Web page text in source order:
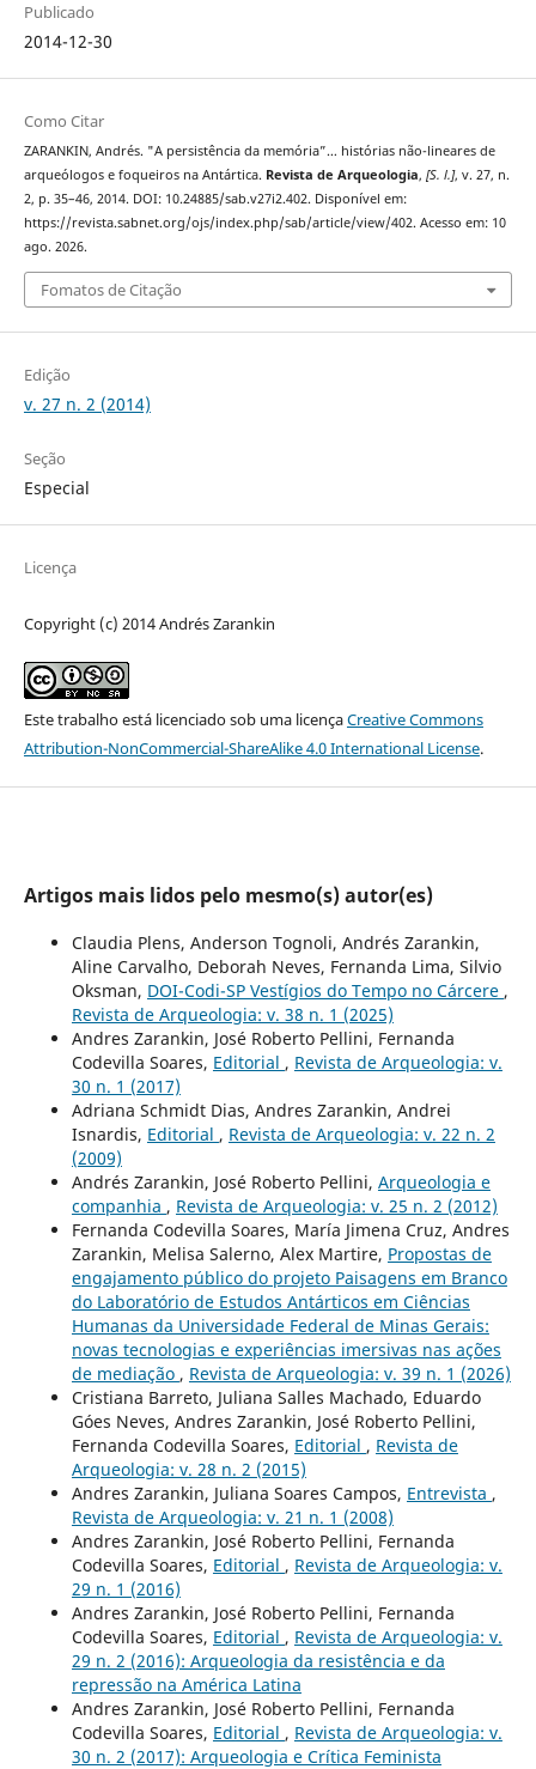
Publicado
2014-12-30
Como Citar
ZARANKIN, Andrés. "A persistência da memória”… histórias não-lineares de
arqueólogos e foqueiros na Antártica. Revista de Arqueologia, [S. l.], v. 27, n.
2, p. 35–46, 2014. DOI: 10.24885/sab.v27i2.402. Disponível em:
https://revista.sabnet.org/ojs/index.php/sab/article/view/402. Acesso em: 10
ago. 2026.
Fomatos de Citação
Edição
v. 27 n. 2 (2014)
Seção
Especial
Licença
Copyright (c) 2014 Andrés Zarankin
Este trabalho está licenciado sob uma licençaCreative Commons
Attribution-NonCommercial-ShareAlike 4.0 International License.
Artigos mais lidos pelo mesmo(s) autor(es)
Claudia Plens, Anderson Tognoli, Andrés Zarankin,
Aline Carvalho, Deborah Neves, Fernanda Lima, Silvio
Oksman, DOI-Codi-SP Vestígios do Tempo no Cárcere ,
Revista de Arqueologia: v. 38 n. 1 (2025)
Andres Zarankin, José Roberto Pellini, Fernanda
Codevilla Soares, Editorial , Revista de Arqueologia: v.
30 n. 1 (2017)
Adriana Schmidt Dias, Andres Zarankin, Andrei
Isnardis, Editorial , Revista de Arqueologia: v. 22 n. 2
(2009)
Andrés Zarankin, José Roberto Pellini, Arqueologia e
companhia , Revista de Arqueologia: v. 25 n. 2 (2012)
Fernanda Codevilla Soares, María Jimena Cruz, Andres
Zarankin, Melisa Salerno, Alex Martire, Propostas de
engajamento público do projeto Paisagens em Branco
do Laboratório de Estudos Antárticos em Ciências
Humanas da Universidade Federal de Minas Gerais:
novas tecnologias e experiências imersivas nas ações
de mediação , Revista de Arqueologia: v. 39 n. 1 (2026)
Cristiana Barreto, Juliana Salles Machado, Eduardo
Góes Neves, Andres Zarankin, José Roberto Pellini,
Fernanda Codevilla Soares, Editorial , Revista de
Arqueologia: v. 28 n. 2 (2015)
Andres Zarankin, Juliana Soares Campos, Entrevista ,
Revista de Arqueologia: v. 21 n. 1 (2008)
Andres Zarankin, José Roberto Pellini, Fernanda
Codevilla Soares, Editorial , Revista de Arqueologia: v.
29 n. 1 (2016)
Andres Zarankin, José Roberto Pellini, Fernanda
Codevilla Soares, Editorial , Revista de Arqueologia: v.
29 n. 2 (2016): Arqueologia da resistência e da
repressão na América Latina
Andres Zarankin, José Roberto Pellini, Fernanda
Codevilla Soares, Editorial , Revista de Arqueologia: v.
30 n. 2 (2017): Arqueologia e Crítica Feminista